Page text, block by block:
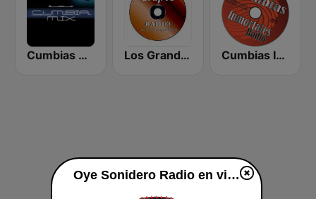
Cumbias Mezcladas Los Grandes Grupos Radio Cumbias Inmortales Radio
Oye Sonidero Radio en vivo